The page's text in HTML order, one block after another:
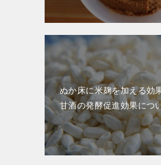
ぬか床に米麹を加える効
甘酒の発酵促進効果につ